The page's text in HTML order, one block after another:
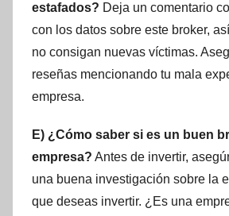
estafados? Deja un comentario
con los datos sobre este broker,
no consigan nuevas víctimas.
reseñas mencionando tu mala
empresa.
E) ¿Cómo saber si es un buen
empresa? Antes de invertir,
una buena investigación sobre la
que deseas invertir. ¿Es una